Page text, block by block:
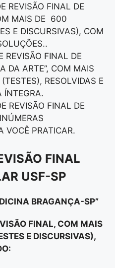
REVISÃO FINAL DE
MAIS DE 600
E DISCURSIVAS), COM
REVISÃO FINAL DE
DA ARTE”, COM MAIS
RESOLVIDAS E
ÍNTEGRA.
REVISÃO FINAL DE
VOCÊ PRATICAR.
FINAL
USF-SP
BRAGANÇA-SP”
FINAL, COM MAIS
E DISCURSIVAS),